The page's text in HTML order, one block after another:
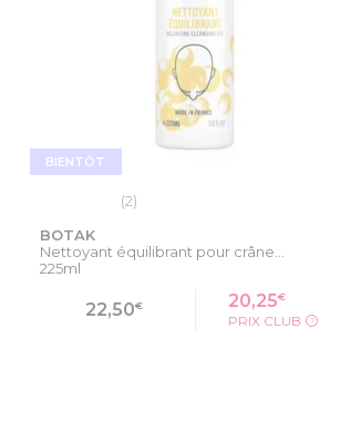
BIENTÔT
(2)
BOTAK
Nettoyant équilibrant pour crâne...
225ml
22,50€ 20,25€
PRIX CLUB ?